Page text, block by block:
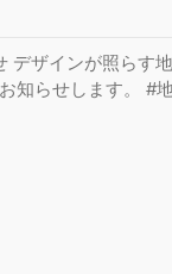
デザインが照らす
知らせします。 #